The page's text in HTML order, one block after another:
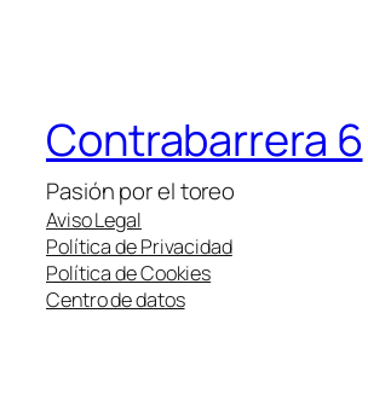
Contrabarrera 6
Pasión por el toreo
Aviso Legal
Política de Privacidad
Política de Cookies
Centro de datos